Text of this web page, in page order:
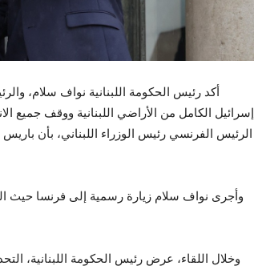
أكد رئيس الحكومة اللبنانية نواف سلام،
إسرائيل الكامل من الأراضي اللبنانية ووقف جميع
الرئيس الفرنسي رئيس الوزراء اللبناني، بأن
وأجرى نواف سلام زيارة رسمية إلى فرنسا حيث
وخلال اللقاء، عرض رئيس الحكومة اللبنانية،